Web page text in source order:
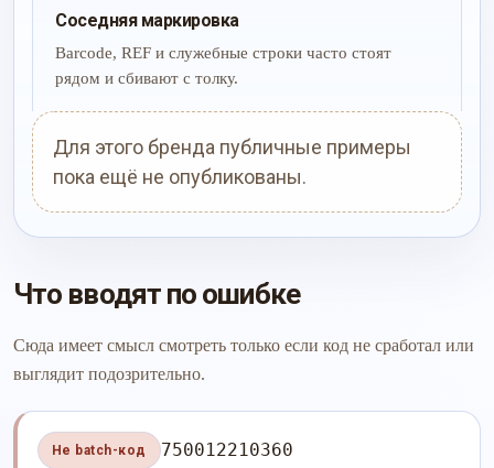
Соседняя маркировка
Barcode, REF и служебные строки часто стоят
рядом и сбивают с толку.
Для этого бренда публичные примеры
пока ещё не опубликованы.
Что вводят по ошибке
Сюда имеет смысл смотреть только если код не сработал или
выглядит подозрительно.
Не batch-код 750012210360